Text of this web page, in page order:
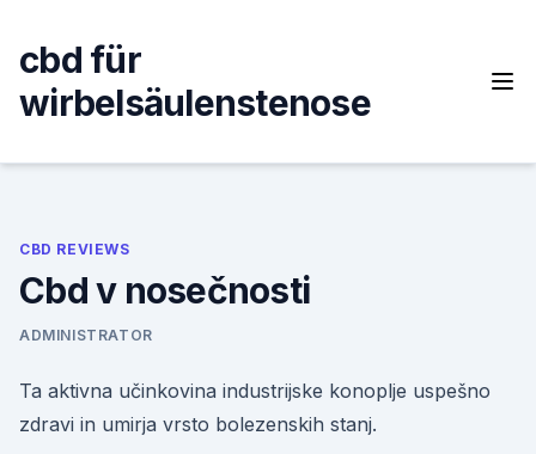
content
cbd für
wirbelsäulenstenose
CBD REVIEWS
Cbd v nosečnosti
ADMINISTRATOR
Ta aktivna učinkovina industrijske konoplje uspešno
zdravi in umirja vrsto bolezenskih stanj.